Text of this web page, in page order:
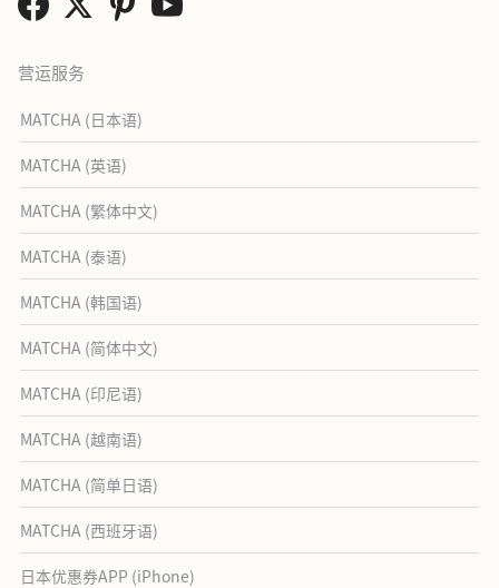
营运服务
MATCHA (日本语)
MATCHA (英语)
MATCHA (繁体中文)
MATCHA (泰语)
MATCHA (韩国语)
MATCHA (简体中文)
MATCHA (印尼语)
MATCHA (越南语)
MATCHA (简单日语)
MATCHA (西班牙语)
日本优惠券APP (iPhone)